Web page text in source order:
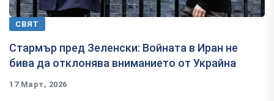
СВЯТ
Стармър пред Зеленски: Войната в Иран не
бива да отклонява вниманието от Украйна
17 Март, 2026